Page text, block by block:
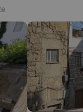
ändern.